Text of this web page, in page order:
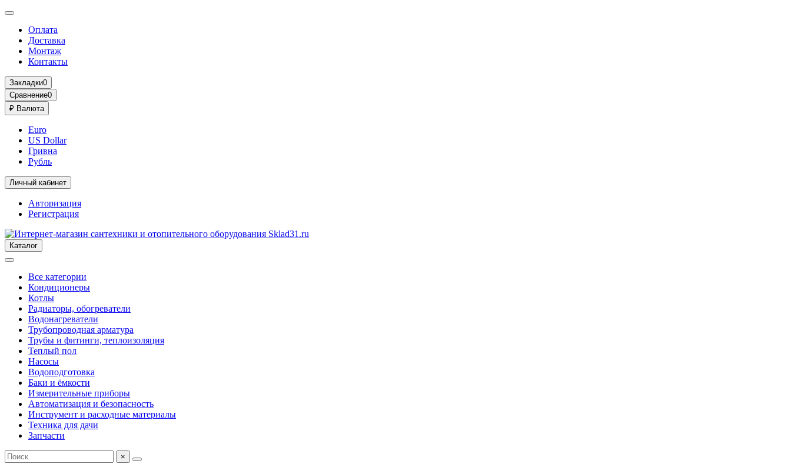
Оплата
Доставка
Монтаж
Контакты
Закладки0
Сравнение0
₽ Валюта
Euro
US Dollar
Гривна
Рубль
Личный кабинет
Авторизация
Регистрация
Каталог
Все категории
Кондиционеры
Котлы
Радиаторы, обогреватели
Водонагреватели
Трубопроводная арматура
Трубы и фитинги, теплоизоляция
Теплый пол
Насосы
Водоподготовка
Баки и ёмкости
Измерительные приборы
Автоматизация и безопасность
Инструмент и расходные материалы
Техника для дачи
Запчасти
×